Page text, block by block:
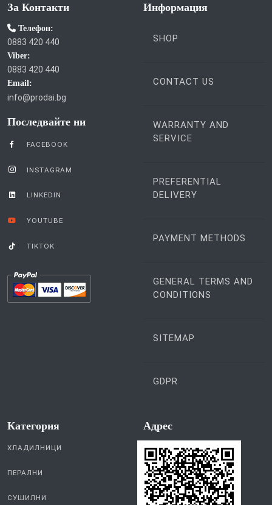
За Контакти
Телефон:
0883 420 440
Viber:
0883 420 440
Email:
info@prodai.bg
Последвайте ни
FACEBOOK
INSTAGRAM
LINKEDIN
YOUTUBE
TIKTOK
Информация
SHOP
CONTACT US
WARRANTY AND
SERVICE
PREFERENTIAL
DELIVERY
PAYMENT METHODS
GENERAL TERMS AND
CONDITIONS
SITEMAP
GDPR
Категория
ХЛАДИЛНИЦИ
ПЕРАЛНИ
СУШИЛНИ
Aдрес